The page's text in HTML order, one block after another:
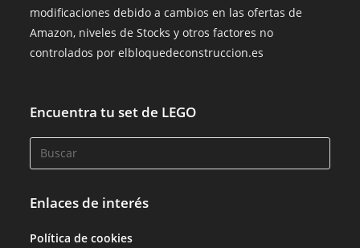
modificaciones debido a cambios en las ofertas de
Amazon, niveles de Stocks y otros factores no
controlados por elbloquedeconstruccion.es
Encuentra tu set de LEGO
Enlaces de interés
Política de cookies